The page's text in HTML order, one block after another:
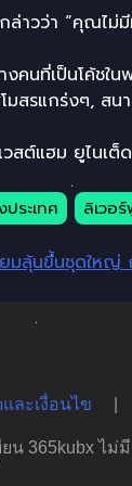
ล่าวว่า “คุณไ
นที่เป็นโค้ชใ
สรแกร่งๆ, ส
วสต์แฮม ยูไน
ระเทศ ลิเวอ
มลุ้นขึ้นชุดใหญ่
ละเงื่อนไข
ยน 365kubx